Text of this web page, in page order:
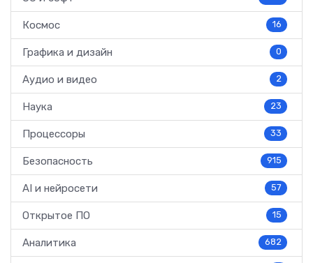
Космос 16
Графика и дизайн 0
Аудио и видео 2
Наука 23
Процессоры 33
Безопасность 915
AI и нейросети 57
Открытое ПО 15
Аналитика 682